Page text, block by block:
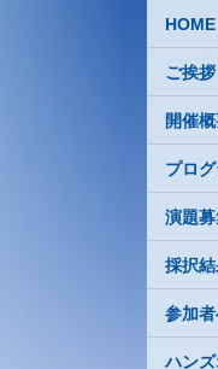
HOME
ご挨拶
開催
プロ
演題
採択
参加
ハン